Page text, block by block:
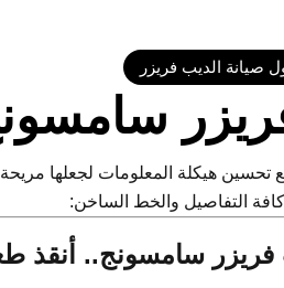
صيانة الديب فريزر
التفاصيل والخط الساخن:
سامسونج.. أنقذ